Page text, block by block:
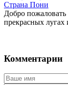
Страна Пони
Добро пожаловать
прекрасных лугах
Комментарии